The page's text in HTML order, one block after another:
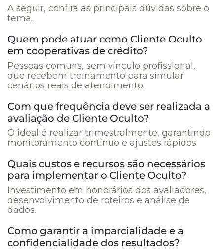
A seguir, confira as principais dúvidas sobre o
tema.
Quem pode atuar como Cliente Oculto
em cooperativas de crédito?
Pessoas comuns, sem vínculo profissional,
que recebem treinamento para simular
cenários reais de atendimento.
Com que frequência deve ser realizada a
avaliação de Cliente Oculto?
O ideal é realizar trimestralmente, garantindo
monitoramento contínuo e ajustes rápidos.
Quais custos e recursos são necessários
para implementar o Cliente Oculto?
Investimento em honorários dos avaliadores,
desenvolvimento de roteiros e análise de
dados.
Como garantir a imparcialidade e a
confidencialidade dos resultados?